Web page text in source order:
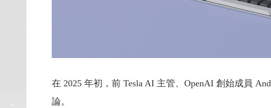
在 2025 年初，前 Tesla AI 主管、OpenAI 創始成員
論。